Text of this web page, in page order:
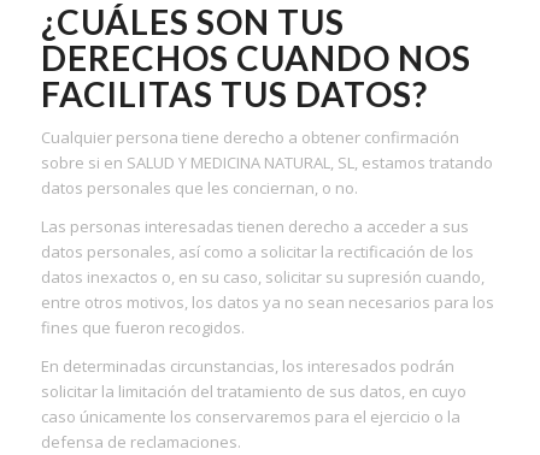
¿CUÁLES SON TUS
DERECHOS CUANDO NOS
FACILITAS TUS DATOS?
Cualquier persona tiene derecho a obtener confirmación
sobre si en SALUD Y MEDICINA NATURAL, SL, estamos tratando
datos personales que les conciernan, o no.
Las personas interesadas tienen derecho a acceder a sus
datos personales, así como a solicitar la rectificación de los
datos inexactos o, en su caso, solicitar su supresión cuando,
entre otros motivos, los datos ya no sean necesarios para los
fines que fueron recogidos.
En determinadas circunstancias, los interesados podrán
solicitar la limitación del tratamiento de sus datos, en cuyo
caso únicamente los conservaremos para el ejercicio o la
defensa de reclamaciones.